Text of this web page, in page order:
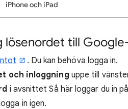
iPhone och iPad
lösenordet till
. Du kan behöva logga in.
och inloggning uppe till
i avsnittet Så här loggar du in
in igen.